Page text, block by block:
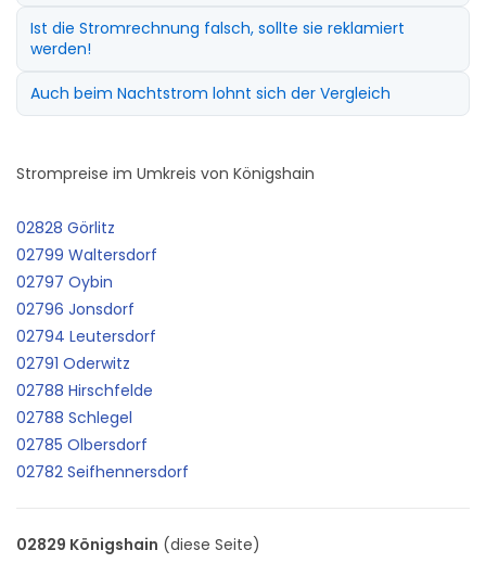
Ist die Stromrechnung falsch, sollte sie reklamiert
werden!
Auch beim Nachtstrom lohnt sich der Vergleich
Strompreise im Umkreis von Königshain
02828 Görlitz
02799 Waltersdorf
02797 Oybin
02796 Jonsdorf
02794 Leutersdorf
02791 Oderwitz
02788 Hirschfelde
02788 Schlegel
02785 Olbersdorf
02782 Seifhennersdorf
02829 Königshain (diese Seite)